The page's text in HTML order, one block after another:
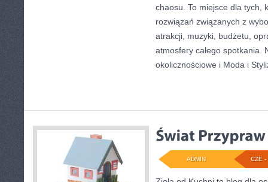
chaosu. To miejsce dla tych,
rozwiązań związanych z
atrakcji, muzyki, budżetu,
atmosfery całego spotkania.
okolicznościowe i Moda i
CZE -
ADMIN